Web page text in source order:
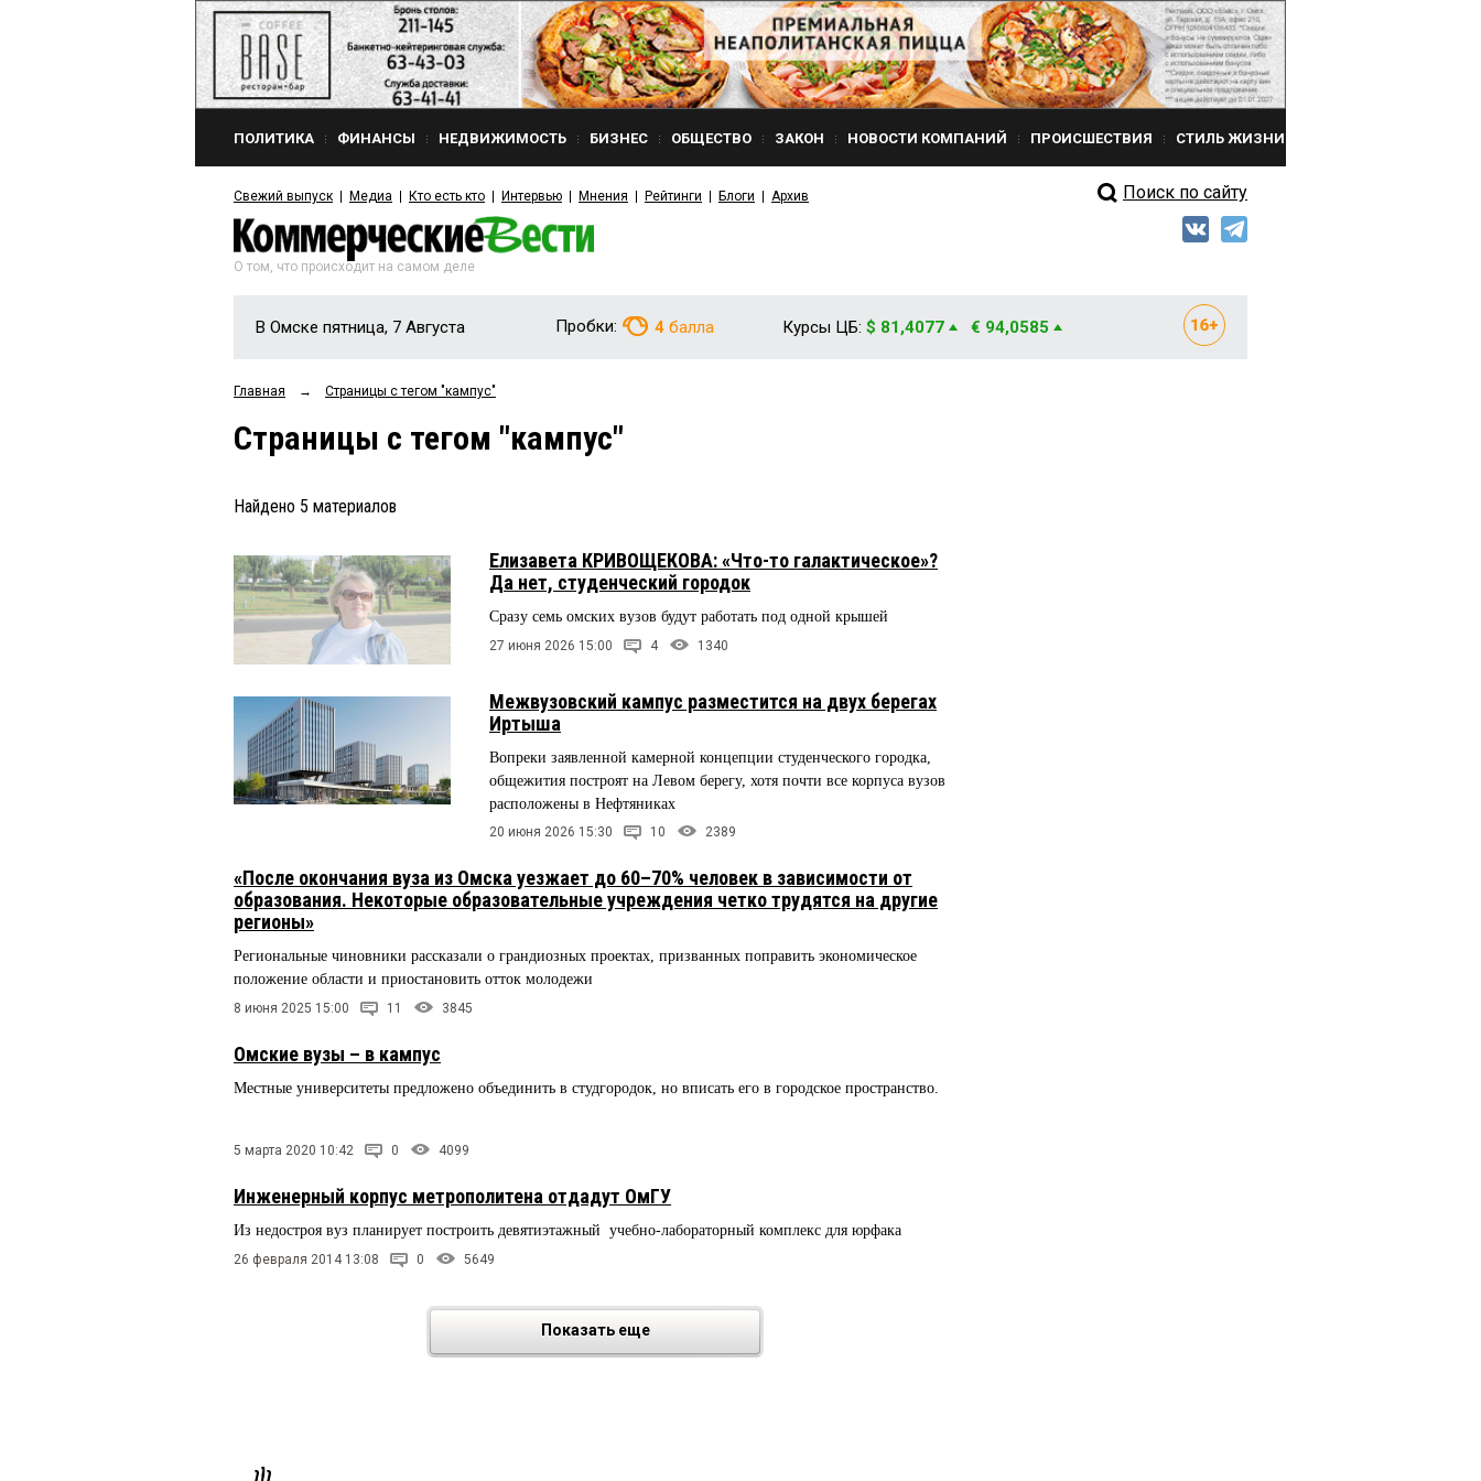
ПОЛИТИКА ФИНАНСЫ НЕДВИЖИМОСТЬ БИЗНЕС ОБЩЕСТВО ЗАКОН НОВОСТИ КОМПАНИЙ ПРОИСШЕСТВИЯ СТИЛЬ ЖИЗНИ
Свежий выпуск Медиа Кто есть кто Интервью Мнения Рейтинги Блоги Архив Поиск по сайту
О том, что происходит на самом деле
В Омске пятница, 7 Августа Пробки: 4 балла Курсы ЦБ: $ 81,4077 € 94,0585
Главная → Страницы c тегом "кампус"
Страницы c тегом "кампус"
Найдено 5 материалов
Елизавета КРИВОЩЕКОВА: «Что-то галактическое»?
Да нет, студенческий городок
Сразу семь омских вузов будут работать под одной крышей
27 июня 2026 15:00 4 1340
Межвузовский кампус разместится на двух берегах
Иртыша
Вопреки заявленной камерной концепции студенческого городка,
общежития построят на Левом берегу, хотя почти все корпуса вузов
расположены в Нефтяниках
20 июня 2026 15:30 10 2389
«После окончания вуза из Омска уезжает до 60–70% человек в зависимости от
образования. Некоторые образовательные учреждения четко трудятся на другие
регионы»
Региональные чиновники рассказали о грандиозных проектах, призванных поправить экономическое
положение области и приостановить отток молодежи
8 июня 2025 15:00 11 3845
Омские вузы – в кампус
Местные университеты предложено объединить в студгородок, но вписать его в городское пространство.
5 марта 2020 10:42 0 4099
Инженерный корпус метрополитена отдадут ОмГУ
Из недостроя вуз планирует построить девятиэтажный учебно-лабораторный комплекс для юрфака
26 февраля 2014 13:08 0 5649
Показать еще